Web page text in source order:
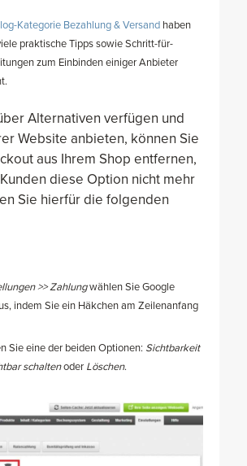
Kategorie Bezahlung & Versandhaben
praktische Tipps sowie Schritt-für-
zum Einbinden einiger Anbieter
Alternativen verfügen und
Website anbieten, können Sie
aus Ihrem Shop entfernen,
diese Option nicht mehr
Sie hierfür die folgenden
>> Zahlungwählen Sie Google
indem Sie ein Häkchen am Zeilenanfang
Sie eine der beiden Optionen: Sichtbarkeit
schaltenoder Löschen.